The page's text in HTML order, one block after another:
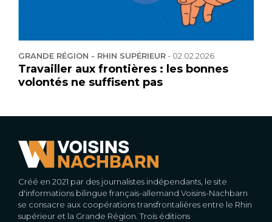
GRANDE RÉGION - RHIN SUPÉRIEUR- 02.02.2026
Travailler aux frontières : les bonnes
volontés ne suffisent pas
Créé en 2021 par des journalistes indépendants, le site
d'informations bilingue français-allemand Voisins-Nachbarn
se consacre aux coopérations transfrontalières entre le Rhin
supérieur et la Grande Région. Trois éditions